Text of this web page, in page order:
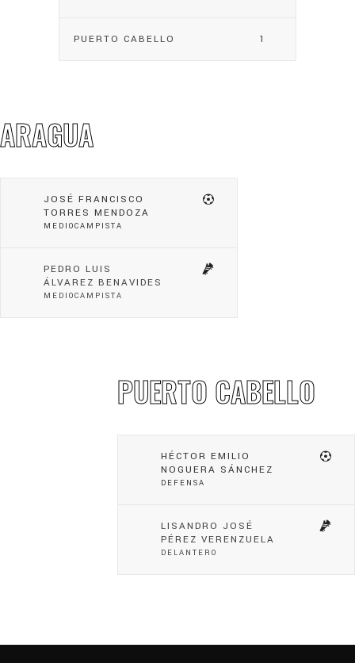
PUERTO CABELLO 1
ARAGUA
JOSÉ FRANCISCO
TORRES MENDOZA
MEDIOCAMPISTA
PEDRO LUIS
ÁLVAREZ BENAVIDES
MEDIOCAMPISTA
PUERTO CABELLO
HÉCTOR EMILIO
NOGUERA SÁNCHEZ
DEFENSA
LISANDRO JOSÉ
PÉREZ VERENZUELA
DELANTERO